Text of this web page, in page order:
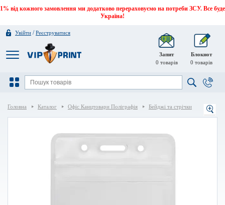
1% від кожного замовлення ми додатково перераховуємо на потреби ЗСУ. Все буде
Україна!
Увійти /Реєструватися
Запит
0 товарів
Блокнот
0 товарів
Головна Каталог Офіс Канцтовари Поліграфія Бейджі та стрічки